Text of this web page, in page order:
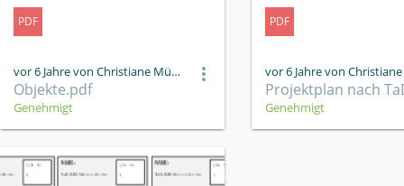
PDF
vor 6 Jahre von Christiane Müller
Objekte.pdf
Genehmigt
PDF
Genehmigt